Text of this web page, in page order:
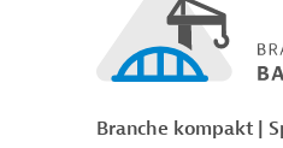
Branche kompakt |